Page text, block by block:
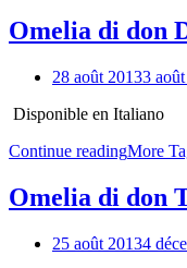
Omelia di don
28 août 20133
Disponible en Italiano
Continue readingMore
Omelia di don
25 août 20134